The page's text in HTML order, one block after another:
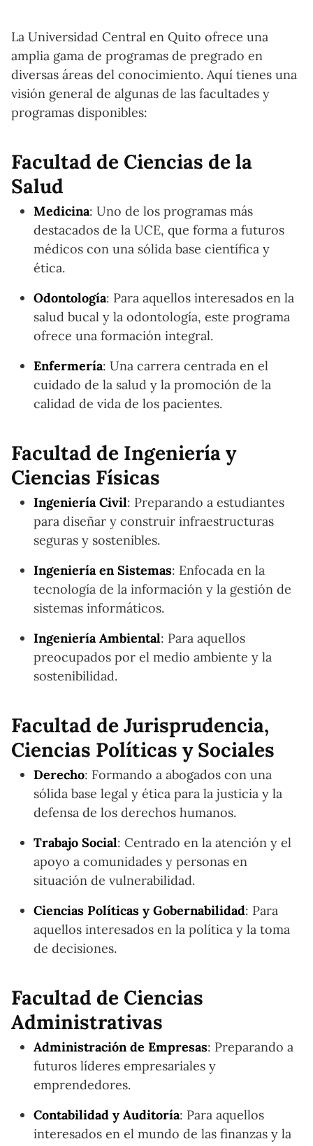
La Universidad Central en Quito ofrece una
amplia gama de programas de pregrado en
diversas áreas del conocimiento. Aquí tienes una
visión general de algunas de las facultades y
programas disponibles:
Facultad de Ciencias de la
Salud
Medicina: Uno de los programas más
destacados de la UCE, que forma a futuros
médicos con una sólida base científica y
ética.
Odontología: Para aquellos interesados en la
salud bucal y la odontología, este programa
ofrece una formación integral.
Enfermería: Una carrera centrada en el
cuidado de la salud y la promoción de la
calidad de vida de los pacientes.
Facultad de Ingeniería y
Ciencias Físicas
Ingeniería Civil: Preparando a estudiantes
para diseñar y construir infraestructuras
seguras y sostenibles.
Ingeniería en Sistemas: Enfocada en la
tecnología de la información y la gestión de
sistemas informáticos.
Ingeniería Ambiental: Para aquellos
preocupados por el medio ambiente y la
sostenibilidad.
Facultad de Jurisprudencia,
Ciencias Políticas y Sociales
Derecho: Formando a abogados con una
sólida base legal y ética para la justicia y la
defensa de los derechos humanos.
Trabajo Social: Centrado en la atención y el
apoyo a comunidades y personas en
situación de vulnerabilidad.
Ciencias Políticas y Gobernabilidad: Para
aquellos interesados en la política y la toma
de decisiones.
Facultad de Ciencias
Administrativas
Administración de Empresas: Preparando a
futuros líderes empresariales y
emprendedores.
Contabilidad y Auditoría: Para aquellos
interesados en el mundo de las finanzas y la